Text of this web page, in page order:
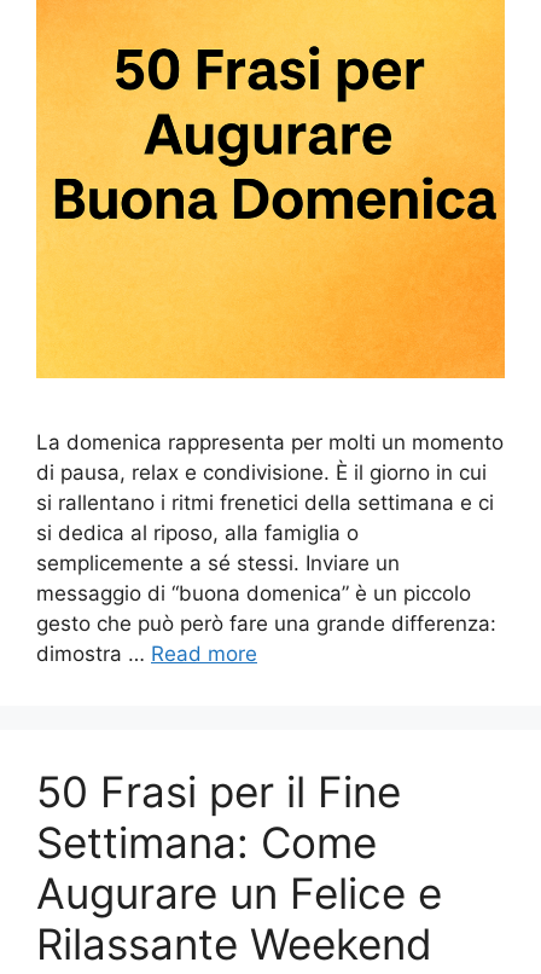
La domenica rappresenta per molti un momento
di pausa, relax e condivisione. È il giorno in cui
si rallentano i ritmi frenetici della settimana e ci
si dedica al riposo, alla famiglia o
semplicemente a sé stessi. Inviare un
messaggio di “buona domenica” è un piccolo
gesto che può però fare una grande differenza:
dimostra … Read more
50 Frasi per il Fine
Settimana: Come
Augurare un Felice e
Rilassante Weekend